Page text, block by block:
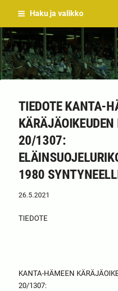
Siirry
sisältöön
Haku ja valikko
TIEDOTE KANTA-
KÄRÄJÄOIKEUDEN
20/1307:
1980
26.5.2021
TIEDOTE
KANTA-HÄMEEN
20/1307: